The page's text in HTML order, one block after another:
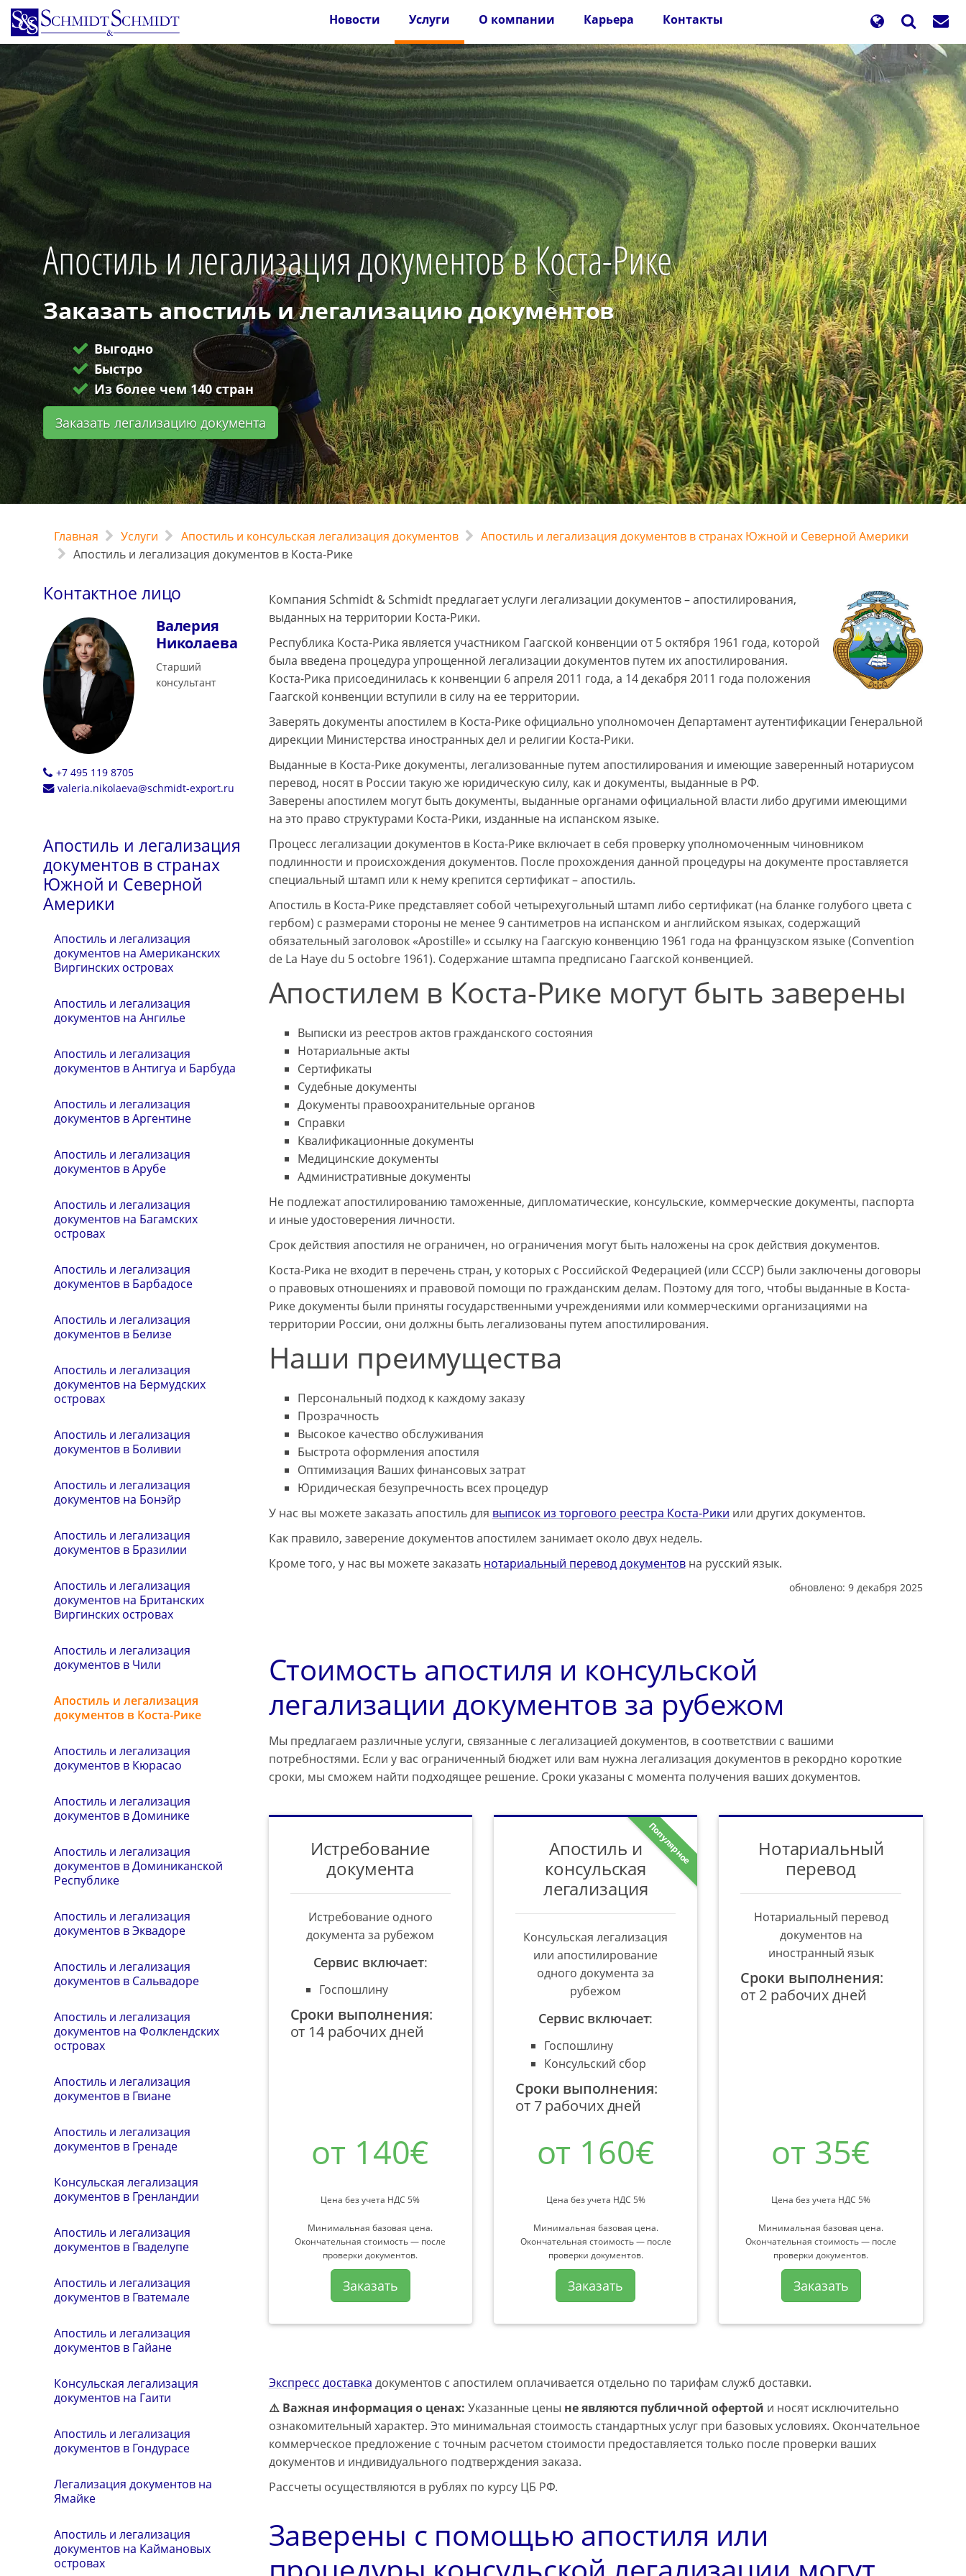
Перейти
основному
содержанию
Новости Услуги О компании Карьера Контакты
Апостиль и легализация документов в Коста-Рике
Заказать апостиль и легализацию документов
Выгодно
Быстро
Из более чем 140 стран
Заказать легализацию документа
Главная Услуги Апостиль и консульская легализация документов
Апостиль и легализация документов в странах Южной и Северной Америки
Апостиль и легализация документов в Коста-Рике
Контактное лицо
Валерия
Николаева
Старший
консультант
+7 495 119 8705
valeria.nikolaeva@schmidt-export.ru
Апостиль и легализация
документов в странах
Южной и Северной
Америки
Апостиль и легализация
документов на Американских
Виргинских островах
Апостиль и легализация
документов на Ангилье
Апостиль и легализация
документов в Антигуа и Барбуда
Апостиль и легализация
документов в Аргентине
Апостиль и легализация
документов в Арубе
Апостиль и легализация
документов на Багамских
островах
Апостиль и легализация
документов в Барбадосе
Апостиль и легализация
документов в Белизе
Апостиль и легализация
документов на Бермудских
островах
Апостиль и легализация
документов в Боливии
Апостиль и легализация
документов на Бонэйр
Апостиль и легализация
документов в Бразилии
Апостиль и легализация
документов на Британских
Виргинских островах
Апостиль и легализация
документов в Чили
Апостиль и легализация
документов в Коста-Рике
Апостиль и легализация
документов в Кюрасао
Апостиль и легализация
документов в Доминике
Апостиль и легализация
документов в Доминиканской
Республике
Апостиль и легализация
документов в Эквадоре
Апостиль и легализация
документов в Сальвадоре
Апостиль и легализация
документов на Фолклендских
островах
Апостиль и легализация
документов в Гвиане
Апостиль и легализация
документов в Гренаде
Консульская легализация
документов в Гренландии
Апостиль и легализация
документов в Гваделупе
Апостиль и легализация
документов в Гватемале
Апостиль и легализация
документов в Гайане
Консульская легализация
документов на Гаити
Апостиль и легализация
документов в Гондурасе
Легализация документов на
Ямайке
Апостиль и легализация
документов на Каймановых
островах
Компания Schmidt & Schmidt предлагает услуги легализации документов – апостилирования,
выданных на территории Коста-Рики.
Республика Коста-Рика является участником Гаагской конвенции от 5 октября 1961 года, которой
была введена процедура упрощенной легализации документов путем их апостилирования.
Коста-Рика присоединилась к конвенции 6 апреля 2011 года, а 14 декабря 2011 года положения
Гаагской конвенции вступили в силу на ее территории.
Заверять документы апостилем в Коста-Рике официально уполномочен Департамент аутентификации Генеральной
дирекции Министерства иностранных дел и религии Коста-Рики.
Выданные в Коста-Рике документы, легализованные путем апостилирования и имеющие заверенный нотариусом
перевод, носят в России такую же юридическую силу, как и документы, выданные в РФ.
Заверены апостилем могут быть документы, выданные органами официальной власти либо другими имеющими
на это право структурами Коста-Рики, изданные на испанском языке.
Процесс легализации документов в Коста-Рике включает в себя проверку уполномоченным чиновником
подлинности и происхождения документов. После прохождения данной процедуры на документе проставляется
специальный штамп или к нему крепится сертификат – апостиль.
Апостиль в Коста-Рике представляет собой четырехугольный штамп либо сертификат (на бланке голубого цвета с
гербом) с размерами стороны не менее 9 сантиметров на испанском и английском языках, содержащий
обязательный заголовок «Apostille» и ссылку на Гаагскую конвенцию 1961 года на французском языке (Convention
de La Haye du 5 octobre 1961). Содержание штампа предписано Гаагской конвенцией.
Апостилем в Коста-Рике могут быть заверены
Выписки из реестров актов гражданского состояния
Нотариальные акты
Сертификаты
Судебные документы
Документы правоохранительные органов
Справки
Квалификационные документы
Медицинские документы
Административные документы
Не подлежат апостилированию таможенные, дипломатические, консульские, коммерческие документы, паспорта
и иные удостоверения личности.
Срок действия апостиля не ограничен, но ограничения могут быть наложены на срок действия документов.
Коста-Рика не входит в перечень стран, у которых с Российской Федерацией (или СССР) были заключены договоры
о правовых отношениях и правовой помощи по гражданским делам. Поэтому для того, чтобы выданные в Коста-
Рике документы были приняты государственными учреждениями или коммерческими организациями на
территории России, они должны быть легализованы путем апостилирования.
Наши преимущества
Персональный подход к каждому заказу
Прозрачность
Высокое качество обслуживания
Быстрота оформления апостиля
Оптимизация Ваших финансовых затрат
Юридическая безупречность всех процедур
У нас вы можете заказать апостиль для выписок из торгового реестра Коста-Рики или других документов.
Как правило, заверение документов апостилем занимает около двух недель.
Кроме того, у нас вы можете заказать нотариальный перевод документовна русский язык.
обновлено: 9 декабря 2025
Стоимость апостиля и консульской
легализации документов за рубежом
Мы предлагаем различные услуги, связанные с легализацией документов, в соответствии с вашими
потребностями. Если у вас ограниченный бюджет или вам нужна легализация документов в рекордно короткие
сроки, мы сможем найти подходящее решение. Сроки указаны с момента получения ваших документов.
Истребование
документа
Истребование одного
документа за рубежом
Сервис включает:
Госпошлину
Сроки выполнения:
от 14 рабочих дней
от 140€
Цена без учета НДС 5%
Минимальная базовая цена.
Окончательная стоимость — после
проверки документов.
Заказать
Популярное
Апостиль и
консульская
легализация
Консульская легализация
или апостилирование
одного документа за
рубежом
Сервис включает:
Госпошлину
Консульский сбор
Сроки выполнения:
от 7 рабочих дней
от 160€
Цена без учета НДС 5%
Минимальная базовая цена.
Окончательная стоимость — после
проверки документов.
Заказать
Нотариальный
перевод
Нотариальный перевод
документов на
иностранный язык
Сроки выполнения:
от 2 рабочих дней
от 35€
Цена без учета НДС 5%
Минимальная базовая цена.
Окончательная стоимость — после
проверки документов.
Заказать
Экспресс доставка документов с апостилем оплачивается отдельно по тарифам служб доставки.
⚠️ Важная информация о ценах: Указанные цены не являются публичной офертой и носят исключительно
ознакомительный характер. Это минимальная стоимость стандартных услуг при базовых условиях. Окончательное
коммерческое предложение с точным расчетом стоимости предоставляется только после проверки ваших
документов и индивидуального подтверждения заказа.
Рассчеты осуществляются в рублях по курсу ЦБ РФ.
Заверены с помощью апостиля или